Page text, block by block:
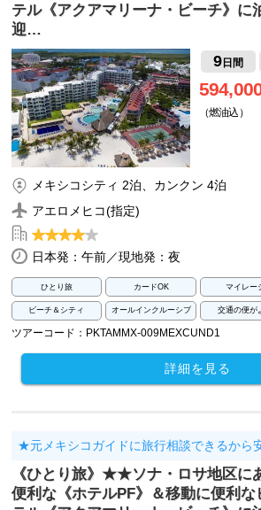
テル《アクアマリーナ・ビーチ》に
迎…
9日間
（燃油込）
メキシコシティ 2泊、カンクン 4泊
アエロメヒコ(指定)
日本発：午前／現地発：夜
ひとり旅 カードOK マイレー
ビーチ＆シティ オールインクルーシブ 交通の便が
ツアーコード：PKTAMMX-009MEXCUND1
詳細を見る
★元メキシコガイドに旅行相談できるから
《ひとり旅》★★ソナ・ロサ地区に
便利な《ホテルPF》＆移動に便利